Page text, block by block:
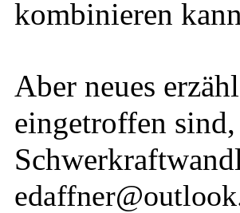
kombinieren
Aber neues
eingetroffen